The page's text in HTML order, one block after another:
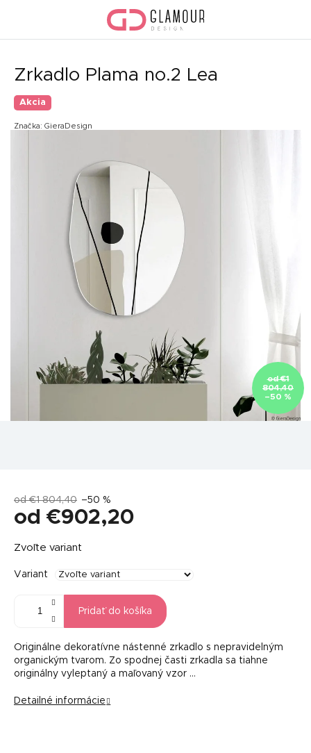
Zrkadlo Plama no.2 Lea
Akcia
Značka: GieraDesign
od €1
804,40
–50 %
od €1 804,40 –50 %
od €902,20
cena:
Zvoľte variant
Variant
Pridať do košíka
Originálne dekoratívne nástenné zrkadlo s nepravidelným
organickým tvarom. Zo spodnej časti zrkadla sa tiahne
originálny vyleptaný a maľovaný vzor …
Detailné informácie